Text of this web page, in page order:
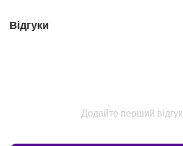
Відгуки
Додайте перший відгук